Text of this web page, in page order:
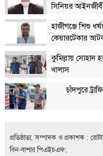
সৌখিন
ফটোগ্রাফার
বিতর্কায়ন
নারীকণ্ঠ
চাঁদপুর
কণ্ঠের
প্রতিষ্ঠাবার্ষিকী
ভিডিও
সিনিয়র
হাজীগঞ্জে শিশু
কেয়ারটেকার
কুমিল্লায় সোহান
খালাস
চাঁদপুরে
প্রতিষ্ঠাতা, সম্পাদক ও প্রকাশক :
বিন-বাশার পিএইচএফ;